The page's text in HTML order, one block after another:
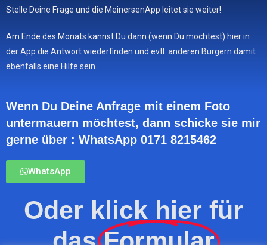
Stelle Deine Frage und die MeinersenApp leitet sie weiter!
Am Ende des Monats kannst Du dann (wenn Du möchtest) hier in
der App die Antwort wiederfinden und evtl. anderen Bürgern damit
ebenfalls eine Hilfe sein.
Wenn Du Deine Anfrage mit einem Foto
untermauern möchtest, dann schicke sie mir
gerne über : WhatsApp 0171 8215462
WhatsApp
Oder klick hier für
dasFormular